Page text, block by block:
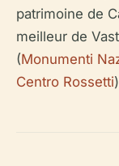
patrimoine de
meilleur de
(Monumenti
Centro Rossetti